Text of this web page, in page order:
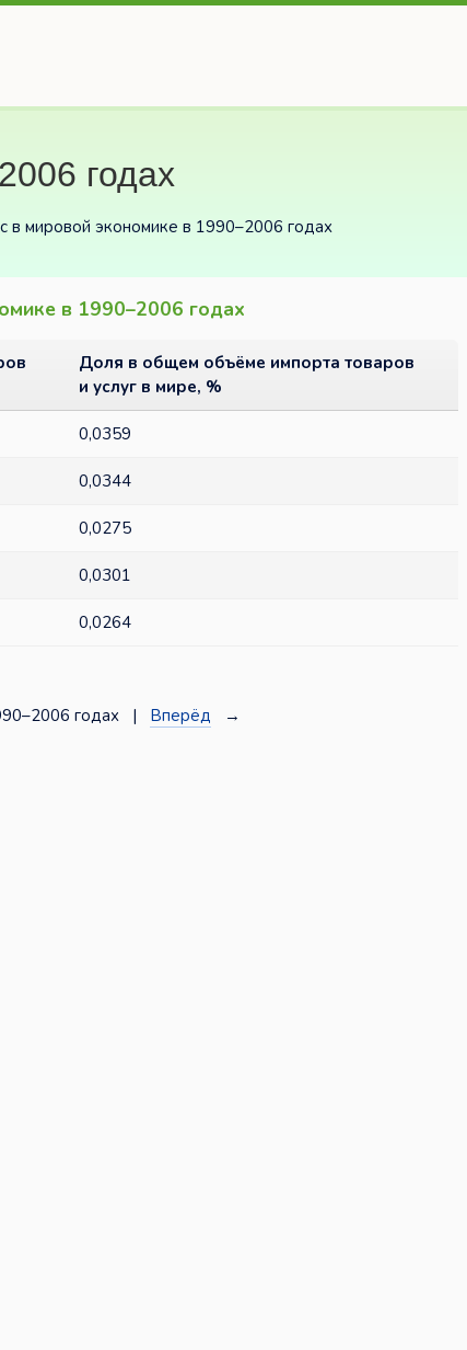
годах
в мировой экономике в 1990–2006 годах
в 1990–2006 годах
Доля в общем объёме импорта товаров
и услуг в мире, %
0,0359
0,0344
0,0275
0,0301
0,0264
годах | Вперёд →